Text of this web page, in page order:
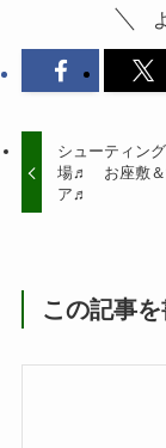
シューティン
場♬ お座敷＆
ア♬
この記事